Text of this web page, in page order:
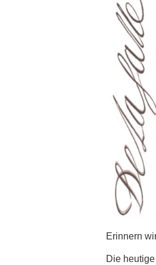
Erinnern
Die